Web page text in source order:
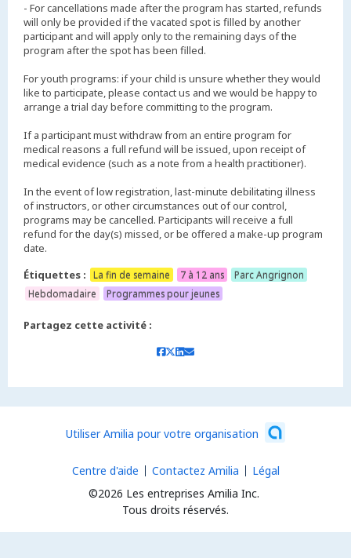
- For cancellations made after the program has started, refunds
will only be provided if the vacated spot is filled by another
participant and will apply only to the remaining days of the
program after the spot has been filled.
For youth programs: if your child is unsure whether they would
like to participate, please contact us and we would be happy to
arrange a trial day before committing to the program.
If a participant must withdraw from an entire program for
medical reasons a full refund will be issued, upon receipt of
medical evidence (such as a note from a health practitioner).
In the event of low registration, last-minute debilitating illness
of instructors, or other circumstances out of our control,
programs may be cancelled. Participants will receive a full
refund for the day(s) missed, or be offered a make-up program
date.
Étiquettes :
La fin de semaine 7 à 12 ans
Parc Angrignon
Hebdomadaire
Programmes pour jeunes
Partagez cette activité :
Utiliser Amilia pour votre organisation
©2026 Les entreprises Amilia Inc.
Tous droits réservés.
Centre d'aide Contactez Amilia Légal